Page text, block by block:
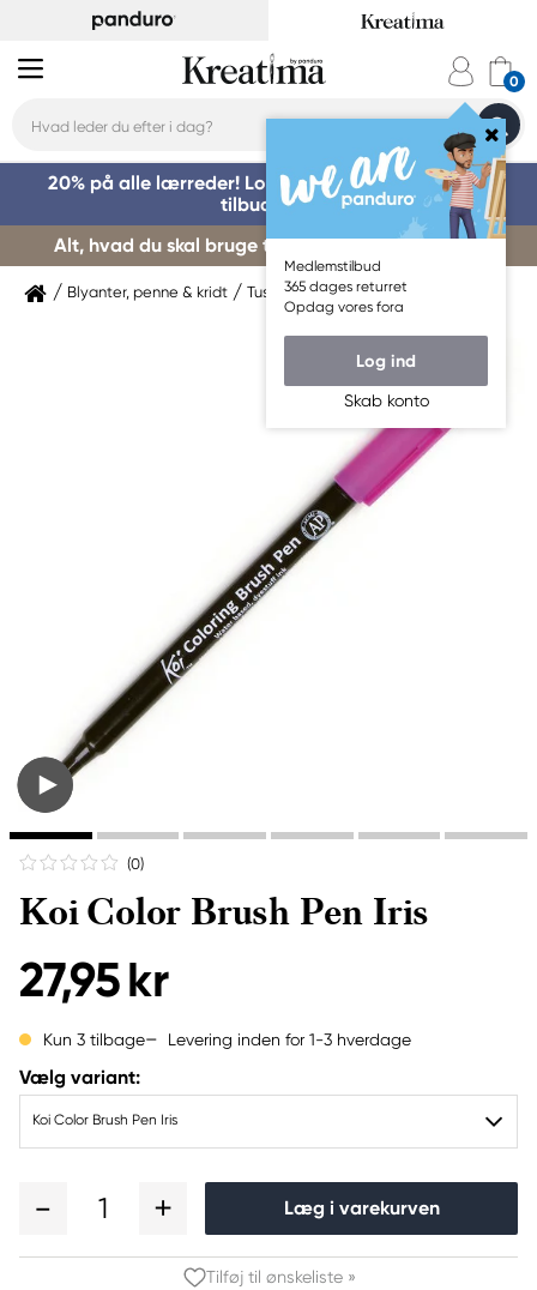
Medlemstilbud
365 dages returret
Opdag vores fora
Log ind
Skab konto
20% på alle lærreder! Log på for at benytte dig af
tilbuddet »
Alt, hvad du skal bruge til kursusstart – køb her »
Blyanter, penne & kridt Tuschpenne & markers
(0)
Koi Color Brush Pen Iris
27,95 kr
Kun 3 tilbage Levering inden for 1-3 hverdage
Vælg variant:
Koi Color Brush Pen Iris
1 Læg i varekurven
Tilføj til ønskeliste »